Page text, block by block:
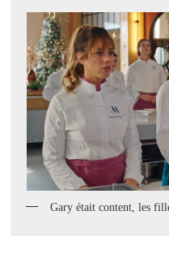
Gary était content, les